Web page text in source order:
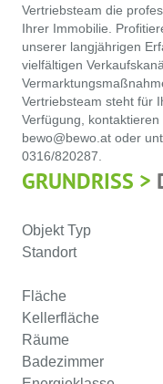
Vertriebsteam die
Ihrer Immobilie.
unserer langjährigen
vielfältigen
Vertriebsteam steht für
Verfügung,
bewo@bewo.at oder
0316/820287.
GRUNDRISS >
Objekt Typ
Standort
Fläche
Kellerfläche
Räume
Badezimmer